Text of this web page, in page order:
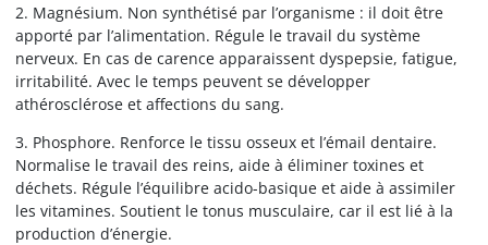
2. Magnésium. Non synthétisé par l’organisme : il doit être
apporté par l’alimentation. Régule le travail du système
nerveux. En cas de carence apparaissent dyspepsie, fatigue,
irritabilité. Avec le temps peuvent se développer
athérosclérose et affections du sang.
3. Phosphore. Renforce le tissu osseux et l’émail dentaire.
Normalise le travail des reins, aide à éliminer toxines et
déchets. Régule l’équilibre acido-basique et aide à assimiler
les vitamines. Soutient le tonus musculaire, car il est lié à la
production d’énergie.